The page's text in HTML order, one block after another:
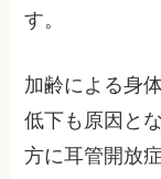
す。
加齢による身
低下も原因と
方に耳管開放